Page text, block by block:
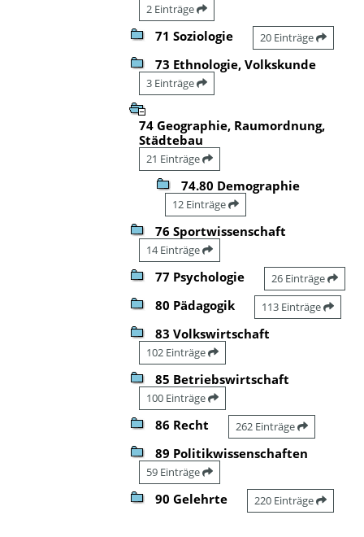
2 Einträge
71 Soziologie 20 Einträge
73 Ethnologie, Volkskunde
3 Einträge
74 Geographie, Raumordnung,
Städtebau
21 Einträge
74.80 Demographie
12 Einträge
76 Sportwissenschaft
14 Einträge
77 Psychologie 26 Einträge
80 Pädagogik 113 Einträge
83 Volkswirtschaft
102 Einträge
85 Betriebswirtschaft
100 Einträge
86 Recht 262 Einträge
89 Politikwissenschaften
59 Einträge
90 Gelehrte 220 Einträge